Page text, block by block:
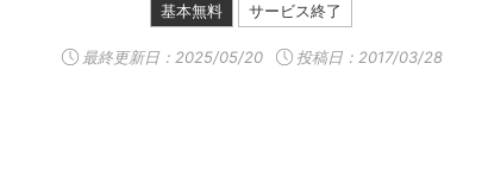
基本無料 サービス終了
最終更新日： 2025/05/20 投稿日：2017/03/28